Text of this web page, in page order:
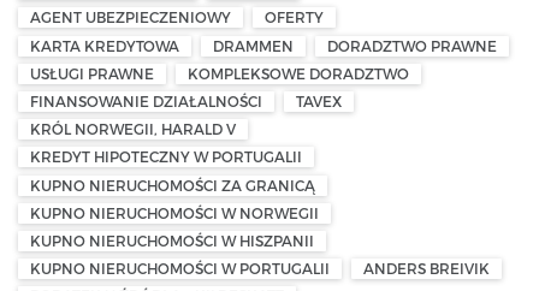
AGENT UBEZPIECZENIOWY
OFERTY
KARTA KREDYTOWA
DRAMMEN
DORADZTWO PRAWNE
USŁUGI PRAWNE
KOMPLEKSOWE DORADZTWO
FINANSOWANIE DZIAŁALNOŚCI
TAVEX
KRÓL NORWEGII, HARALD V
KREDYT HIPOTECZNY W PORTUGALII
KUPNO NIERUCHOMOŚCI ZA GRANICĄ
KUPNO NIERUCHOMOŚCI W NORWEGII
KUPNO NIERUCHOMOŚCI W HISZPANII
KUPNO NIERUCHOMOŚCI W PORTUGALII
ANDERS BREIVIK